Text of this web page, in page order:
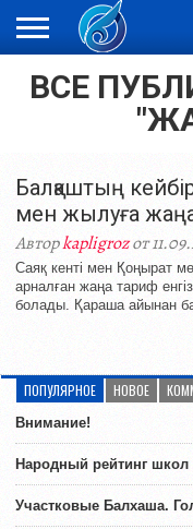
ЖАҢАЛЫҚТАР
НОВОСТИ
ВИДЕО
ФОТОРЕПОРТАЖИ
ОРКЕН
ВСЕ
Балқаштың
мен жылуға жаңа
Авторkapligrozот
Саяқ кенті мен Қоңырат
арналған жаңа тариф
болады. Қараша айынан
ПОПУЛЯРНОЕ НОВОЕ
Внимание!
Народный рейтинг
Участковые Балхаша.